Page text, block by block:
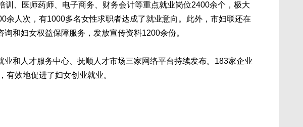
、医师药师、电子商务、财务会计等重点就业岗位2400余个，极大
人次，有1000多名女性求职者达成了就业意向。此外，市妇联还在
和妇女权益保障服务，发放宣传资料1200余份。
和人才服务中心、抚顺人才市场三家网络平台持续发布。183家企业
效地促进了妇女创业就业。